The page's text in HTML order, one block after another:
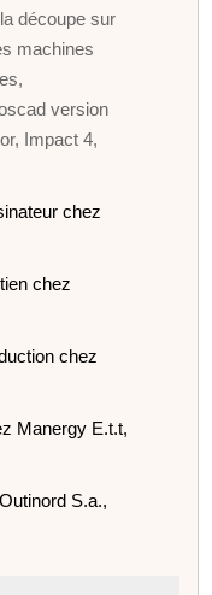
découpe sur
machines
version
Impact 4,
chez
chez
chez
Manergy E.t.t,
S.a.,